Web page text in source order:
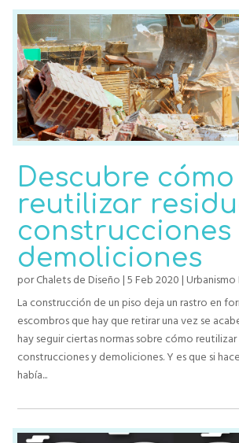
Descubre cómo
reutilizar
construcciones
demoliciones
porChalets de Diseño |5 Feb 2020 |
La construcción de un piso deja un rastro en
escombros que hay que retirar una vez se
hay seguir ciertas normas sobre cómo
construcciones y demoliciones. Y es que si
había...